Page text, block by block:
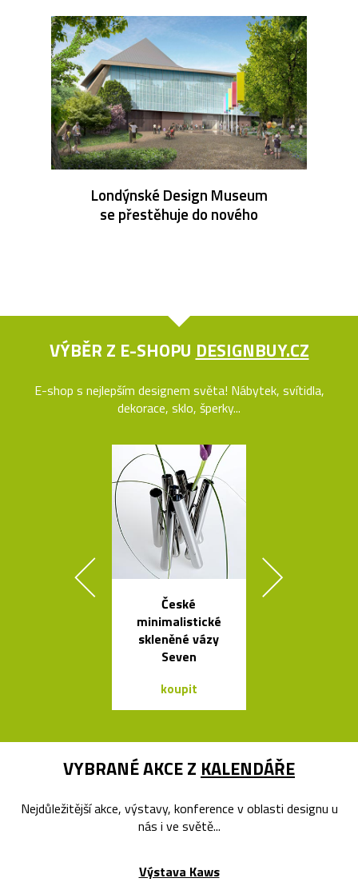
Londýnské Design Museum
se přestěhuje do nového
VÝBĚR Z E-SHOPU DESIGNBUY.CZ
E-shop s nejlepším designem světa! Nábytek, svítidla,
dekorace, sklo, šperky...
České
minimalistické
skleněné vázy
Seven
koupit
VYBRANÉ AKCE Z KALENDÁŘE
Nejdůležitější akce, výstavy, konference v oblasti designu u
nás i ve světě...
Výstava Kaws